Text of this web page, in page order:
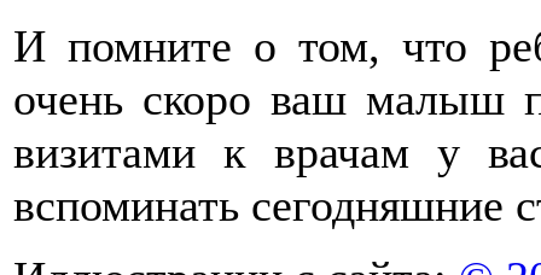
И помните о том, что
очень скоро ваш малыш
визитами к врачам у
вспоминать сегодняшние